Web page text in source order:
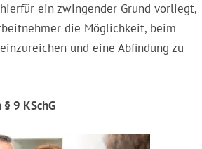
ein zwingender Grund vorliegt,
die Möglichkeit, beim
und eine Abfindung zu
9 KSchG